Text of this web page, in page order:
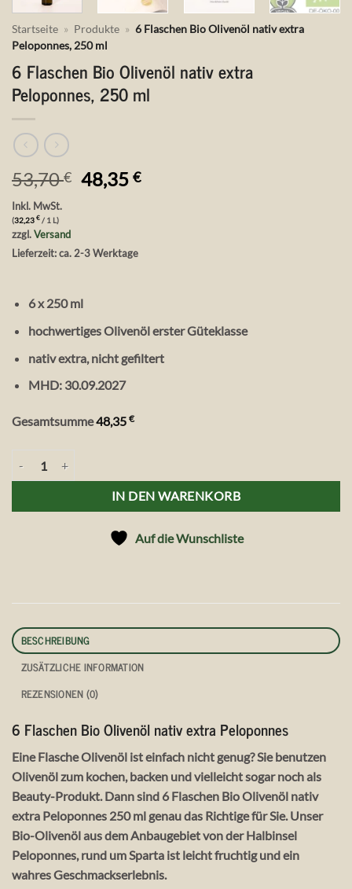
Startseite » Produkte » 6 Flaschen Bio Olivenöl nativ extra
Peloponnes, 250 ml
6 Flaschen Bio Olivenöl nativ extra
Peloponnes, 250 ml
53,70€ Ursprünglicher
Preis
48,35€Aktueller
Inkl. MwSt.
(32,23 € / 1 L)
zzgl.Versand
Lieferzeit: ca. 2-3 Werktage
6 x 250 ml
hochwertiges Olivenöl erster Güteklasse
nativ extra, nicht gefiltert
MHD: 30.09.2027
Gesamtsumme48,35 €
IN DEN WARENKORB
Auf die Wunschliste
BESCHREIBUNG
ZUSÄTZLICHE INFORMATION
REZENSIONEN (0)
6 Flaschen Bio Olivenöl nativ extra Peloponnes
Eine Flasche Olivenöl ist einfach nicht genug? Sie benutzen
Olivenöl zum kochen, backen und vielleicht sogar noch als
Beauty-Produkt. Dann sind 6 Flaschen Bio Olivenöl nativ
extra Peloponnes 250 ml genau das Richtige für Sie. Unser
Bio-Olivenöl aus dem Anbaugebiet von der Halbinsel
Peloponnes, rund um Sparta ist leicht fruchtig und ein
wahres Geschmackserlebnis.